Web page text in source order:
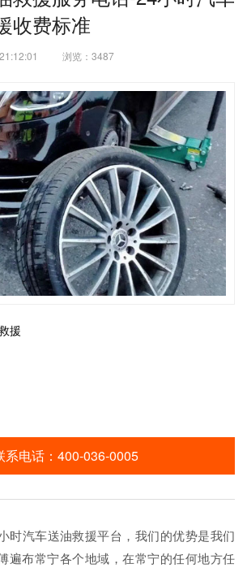
收费标准
浏览： 3487
援
系电话： 400-036-0005
时汽车送油救援平台，我们的优势是我们
遍布常宁各个地域，在常宁的任何地方任